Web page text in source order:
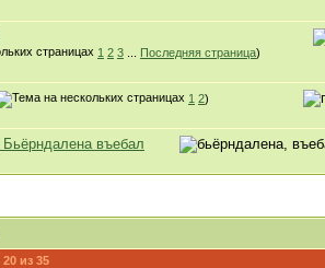
1 2 3 Последняя страница)
1 2)
въебал
из 35